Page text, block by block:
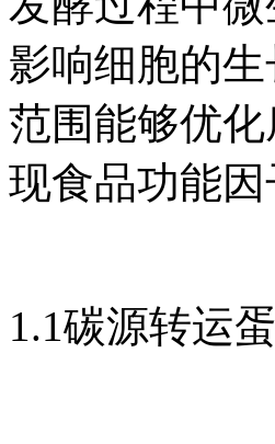
影响细胞的
范围能够优
现食品功能
1.1碳源转运